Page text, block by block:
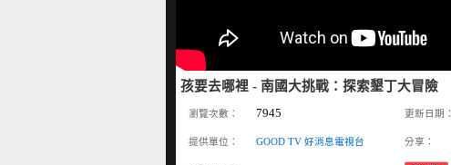
孩要去哪裡 - 南國大挑戰：探索墾丁大冒險
瀏覽次數： 7945 更新日期：
提供單位： GOOD TV 好消息電視台 分享：